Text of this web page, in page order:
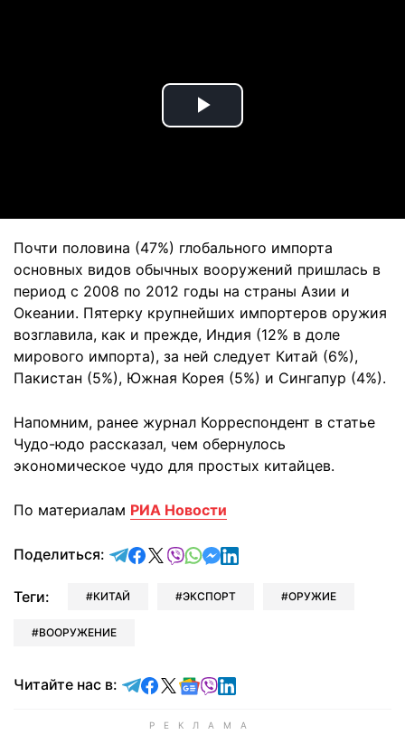
Play
Почти половина (47%) глобального импорта
основных видов обычных вооружений пришлась в
период с 2008 по 2012 годы на страны Азии и
Океании. Пятерку крупнейших импортеров оружия
возглавила, как и прежде, Индия (12% в доле
мирового импорта), за ней следует Китай (6%),
Пакистан (5%), Южная Корея (5%) и Сингапур (4%).
Напомним, ранее журнал Корреспондент в статье
Чудо-юдо рассказал, чем обернулось
экономическое чудо для простых китайцев.
По материалам РИА Новости
Поделиться: отправить в Telegram
поделиться в Facebook
поделиться в X
отправить в Viber
отправить в Whatsapp
отправить в Messenger
отправить в LinkedIn
Теги: КИТАЙ ЭКСПОРТ ОРУЖИЕ
ВООРУЖЕНИЕ
Читайте нас в: Читайте в Telegram
Читайте в Facebook
Читайте в X
Читайте в Google news
Читайте в Viber
Читайте в LinkedIn